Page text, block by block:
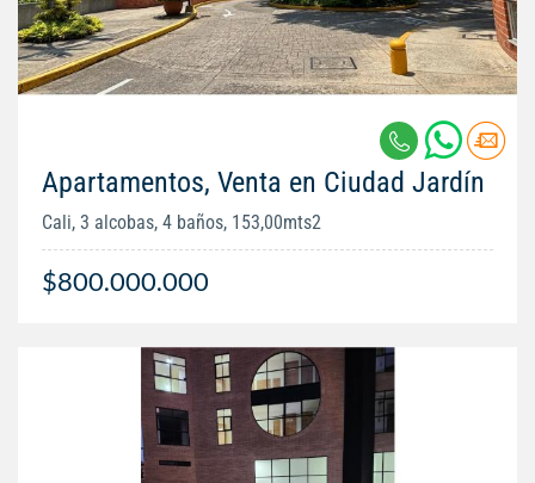
Apartamentos, Venta en Ciudad Jardín
Cali, 3 alcobas, 4 baños, 153,00mts2
$800.000.000